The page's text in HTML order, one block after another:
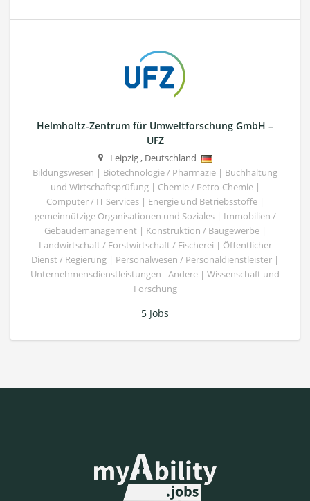
Helmholtz-Zentrum für Umweltforschung GmbH –
UFZ
Leipzig, Deutschland
Bildungswesen | Biotechnologie / Pharmazie | Buchhaltung
und Wirtschaftsprüfung | Chemie / Petro-Chemie |
Computer / IT Services | Energie und Betriebsstoffe |
gemeinnützige Organisationen und Soziales | Immobilien /
Gebäudemanagement | Konstruktion / Baugewerbe |
Landwirtschaft / Forstwirtschaft / Fischerei | Öffentlicher
Dienst / Regierung | Personalwesen / Personaldienstleister |
Unternehmensdienstleistungen - Andere | Wissenschaft und
Forschung
5 Jobs